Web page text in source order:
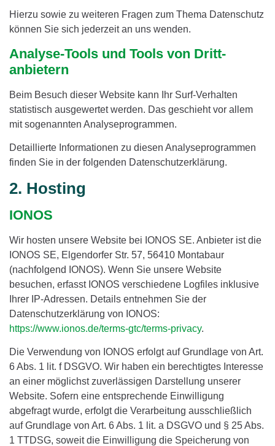
Hierzu sowie zu weiteren Fragen zum Thema Datenschutz
können Sie sich jederzeit an uns wenden.
Analyse-Tools und Tools von Dritt­
anbietern
Beim Besuch dieser Website kann Ihr Surf-Verhalten
statistisch ausgewertet werden. Das geschieht vor allem
mit sogenannten Analyseprogrammen.
Detaillierte Informationen zu diesen Analyseprogrammen
finden Sie in der folgenden Datenschutzerklärung.
2. Hosting
IONOS
Wir hosten unsere Website bei IONOS SE. Anbieter ist die
IONOS SE, Elgendorfer Str. 57, 56410 Montabaur
(nachfolgend IONOS). Wenn Sie unsere Website
besuchen, erfasst IONOS verschiedene Logfiles inklusive
Ihrer IP-Adressen. Details entnehmen Sie der
Datenschutzerklärung von IONOS:
https://www.ionos.de/terms-gtc/terms-privacy.
Die Verwendung von IONOS erfolgt auf Grundlage von Art.
6 Abs. 1 lit. f DSGVO. Wir haben ein berechtigtes Interesse
an einer möglichst zuverlässigen Darstellung unserer
Website. Sofern eine entsprechende Einwilligung
abgefragt wurde, erfolgt die Verarbeitung ausschließlich
auf Grundlage von Art. 6 Abs. 1 lit. a DSGVO und § 25 Abs.
1 TTDSG, soweit die Einwilligung die Speicherung von